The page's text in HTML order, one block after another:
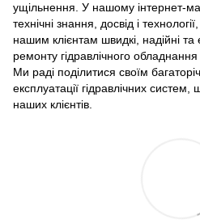
ущільнення. У нашому інтернет-
технічні знання, досвід і
нашим клієнтам швидкі, надійні
ремонту гідравлічного
Ми раді поділитися своїм
експлуатації гідравлічних
наших клієнтів.